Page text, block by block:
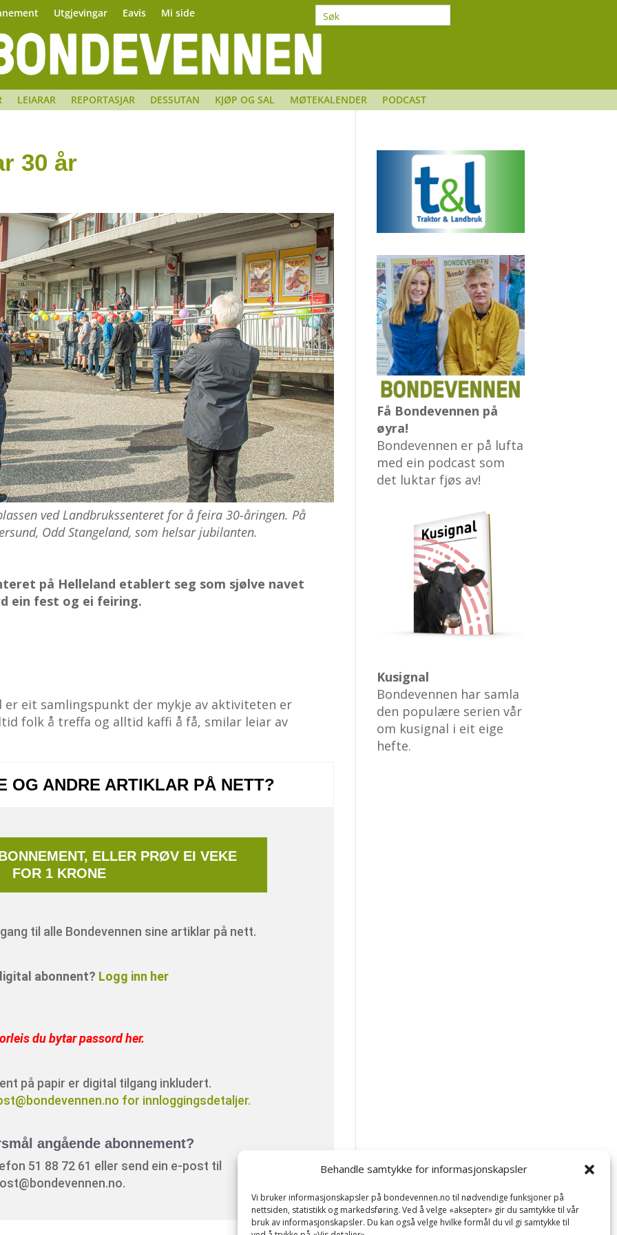
Behandle samtykke for informasjonskapsler
Vi bruker informasjonskapsler på bondevennen.no til nødvendige funksjoner på
nettsiden, statistikk og markedsføring. Ved å velge «aksepter» gir du samtykke til vår
bruk av informasjonskapsler. Du kan også velge hvilke formål du vil gi samtykke til
Utgjevingar Eavis Mi side
LEIARAR REPORTASJAR DESSUTAN KJØP OG SAL MØTEKALENDER PODCAST
30 år
ved Landbrukssenteret for å feira 30-åringen. På
Odd Stangeland, som helsar jubilanten.
på Helleland etablert seg som sjølve navet
ein fest og ei feiring.
er eit samlingspunkt der mykje av aktiviteten er
folk å treffa og alltid kaffi å få, smilar leiar av
OG ANDRE ARTIKLAR PÅ NETT?
ELLER PRØV EI VEKE
FOR 1 KRONE
til alle Bondevennen sine artiklar på nett.
abonnent? Logg inn her
du bytar passord her.
på papir er digital tilgang inkludert.
for innloggingsdetaljer.
angående abonnement?
51 88 72 61 eller send ein e-post til
Få Bondevennen på
øyra!
Bondevennen er på lufta
med ein podcast som
det luktar fjøs av!
Kusignal
Bondevennen har samla
den populære serien vår
om kusignal i eit eige
hefte.